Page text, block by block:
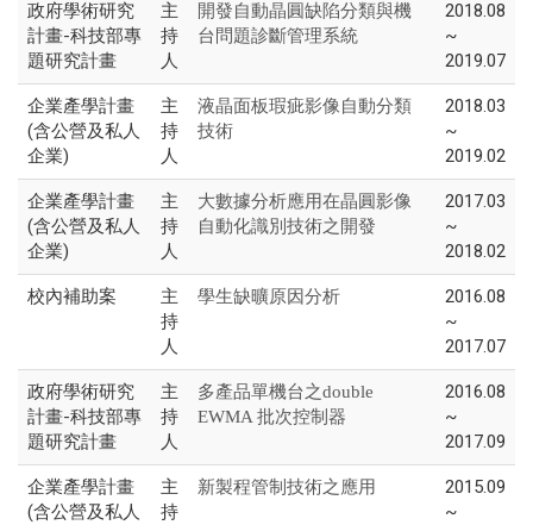
政府學術研究
計畫-科技部專
題研究計畫
主
持
人
開發自動晶圓缺陷分類與機
台問題診斷管理系統
2018.08
~
2019.07
企業產學計畫
(含公營及私人
企業)
主
持
人
液晶面板瑕疵影像自動分類
技術
2018.03
~
2019.02
企業產學計畫
(含公營及私人
企業)
主
持
人
大數據分析應用在晶圓影像
自動化識別技術之開發
2017.03
~
2018.02
校內補助案
主
持
人
學生缺曠原因分析
2016.08
~
2017.07
政府學術研究
計畫-科技部專
題研究計畫
主
持
人
多產品單機台之double
EWMA 批次控制器
2016.08
~
2017.09
企業產學計畫
(含公營及私人
主
持
新製程管制技術之應用
2015.09
~